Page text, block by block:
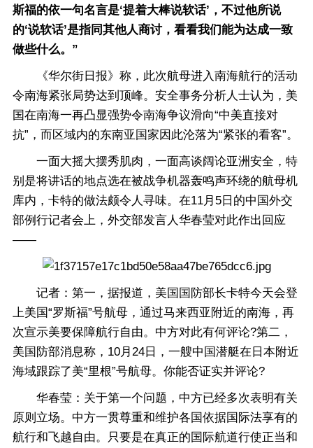
斯福的依一句名言是‘提着大棒说软话’，不过他所说
的‘说软话’是指同其他人商讨，看看我们能为达成一致
做些什么。”
《华尔街日报》称，此次航母进入南海航行的活动
令南海紧张局势达到顶峰。安全事务分析人士认为，美
国在南海一再凸显强势令南海争议滑向“中美直接对
抗”，而区域内的东南亚国家因此沦落为“紧张的看客”。
一面大摇大摆秀肌肉，一面高谈阔论亚洲安全，特
别是将讲话的地点选在被战争机器轰鸣声环绕的航母机
库内，卡特的做法颇令人寻味。在11月5日的中国外交
部例行记者会上，外交部发言人华春莹对此作出回应
——
记者：第一，据报道，美国国防部长卡特今天会登
上美国“罗斯福”号航母，通过马来西亚附近的南海，再
次宣示美要保障航行自由。中方对此有何评论?第二，
美国防部消息称，10月24日，一艘中国潜艇在日本附近
海域跟踪了美“里根”号航母。你能否证实并评论?
华春莹：关于第一个问题，中方已经多次表明有关
原则立场。中方一贯尊重和维护各国依据国际法享有的
航行和飞越自由。只要是在真正的国际航道行使正当和